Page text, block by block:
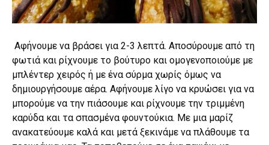
Αφήνουμε να βράσει για 2-3 λεπτά. Αποσύρουμε από τη
φωτιά και ρίχνουμε το βούτυρο και ομογενοποιούμε με
μπλέντερ χειρός ή με ένα σύρμα χωρίς όμως να
δημιουργήσουμε αέρα. Αφήνουμε λίγο να κρυώσει για να
μπορούμε να την πιάσουμε και ρίχνουμε την τριμμένη
καρύδα και τα σπασμένα φουντούκια. Με μια μαρίζ
ανακατεύουμε καλά και μετά ξεκινάμε να πλάθουμε τα